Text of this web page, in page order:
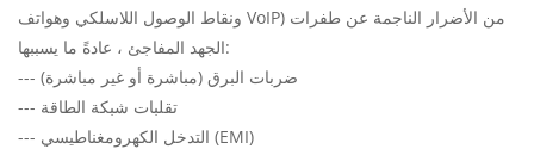
ونقاط الوصول اللاسلكي وهواتف VoIP) من الأضرار الناجمة عن طفرات
الجهد المفاجئ ، عادةً ما يسببها:
--- ضربات البرق (مباشرة أو غير مباشرة)
--- تقلبات شبكة الطاقة
--- التدخل الكهرومغناطيسي (EMI)